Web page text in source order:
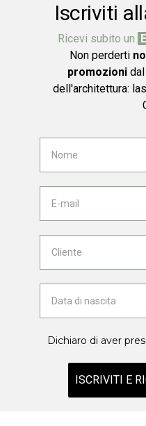
Iscriviti
Ricevi subito un
Non perderti
promozioni
dell'architettura:
Dichiaro di aver
ISCRIVITI E